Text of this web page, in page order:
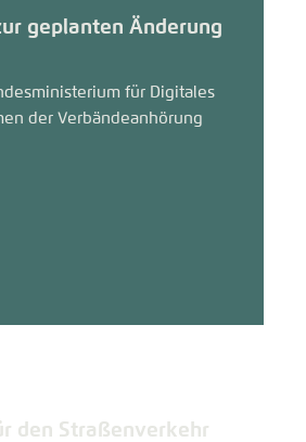
geplanten Änderung
für Digitales
der Verbändeanhörung
den Straßenverkehr